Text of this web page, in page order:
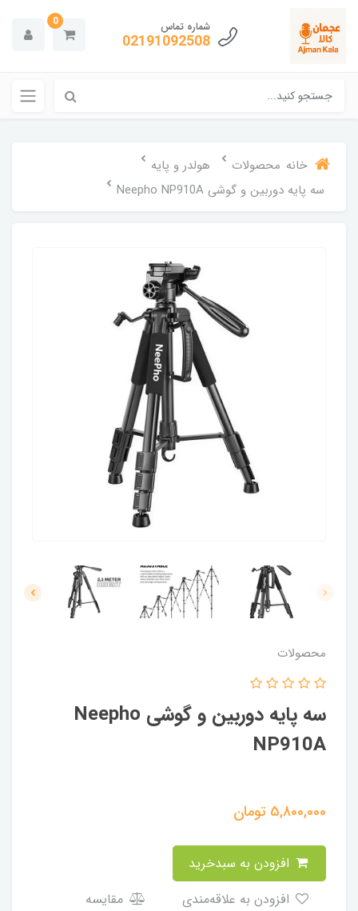
شماره تماس
02191092508
0
خانه محصولات
هولدر و پایه
سه پایه دوربین و گوشی Neepho NP910A
محصولات
سه پایه دوربین و گوشی Neepho
NP910A
5,800,000 تومان
مقایسه